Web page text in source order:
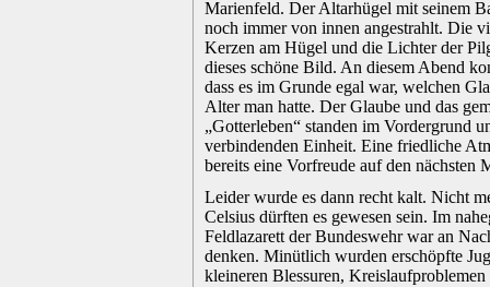
Marienfeld. Der Altarhügel mit seinem
noch immer von innen angestrahlt. Die
Kerzen am Hügel und die Lichter der
dieses schöne Bild. An diesem Abend
dass es im Grunde egal war, welchen
Alter man hatte. Der Glaube und das
„Gotterleben“ standen im Vordergrund
verbindenden Einheit. Eine friedliche
bereits eine Vorfreude auf den nächsten
Leider wurde es dann recht kalt. Nicht
Celsius dürften es gewesen sein. Im
Feldlazarett der Bundeswehr war an
denken. Minütlich wurden erschöpfte
kleineren Blessuren, Kreislaufproblemen